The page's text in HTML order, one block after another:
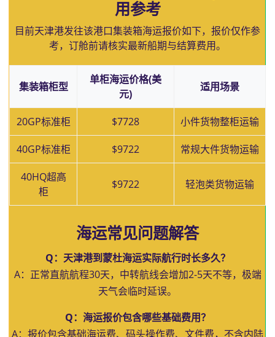
用参考
目前天津港发往该港口集装箱海运报价如下，报价仅作参
考，订舱前请核实最新船期与结算费用。
集装箱柜型
单柜海运价格(美
元)
适用场景
20GP标准柜 $7728 小件货物整柜运输
40GP标准柜 $9722 常规大件货物运输
40HQ超高
柜
$9722 轻泡类货物运输
海运常见问题解答
Q：天津港到蒙杜海运实际航行时长多久？
A：正常直航航程30天，中转航线会增加2-5天不等，极端
天气会临时延误。
Q：海运报价包含哪些基础费用？
A：报价包含基础海运费、码头操作费、文件费，不含内陆